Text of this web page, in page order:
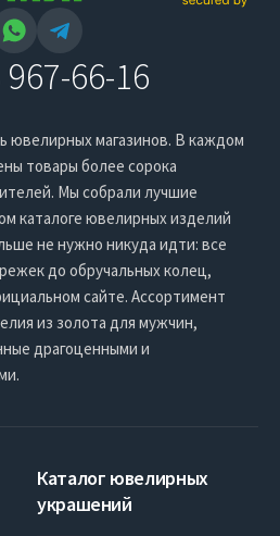
66-16
ювелирных магазинов. В каждом
товары более сорока
Мы собрали лучшие
каталоге ювелирных изделий
не нужно никуда идти: все
до обручальных колец,
сайте. Ассортимент
из золота для мужчин,
драгоценными и
Каталог ювелирных
украшений